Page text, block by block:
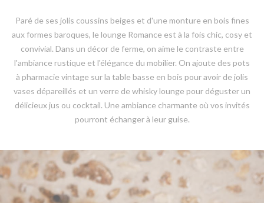
Paré de ses jolis coussins beiges et d'une monture en bois fines
aux formes baroques, le lounge Romance est à la fois chic, cosy et
convivial. Dans un décor de ferme, on aime le contraste entre
l'ambiance rustique et l'élégance du mobilier. On ajoute des pots
à pharmacie vintage sur la table basse en bois pour avoir de jolis
vases dépareillés et un verre de whisky lounge pour déguster un
délicieux jus ou cocktail. Une ambiance charmante où vos invités
pourront échanger à leur guise.